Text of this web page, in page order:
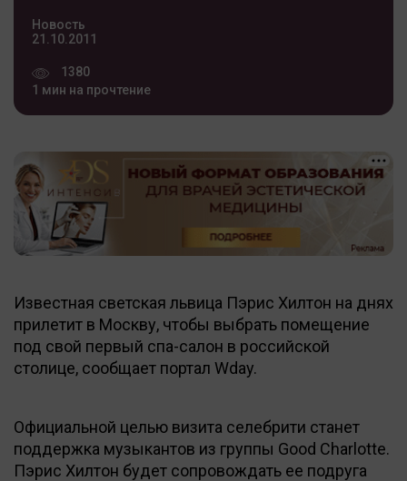
Новость
21.10.2011
1380
1 мин на прочтение
Известная светская львица Пэрис Хилтон на днях
прилетит в Москву, чтобы выбрать помещение
под свой первый спа-салон в российской
столице, сообщает портал Wday.
Официальной целью визита селебрити станет
поддержка музыкантов из группы Good Charlotte.
Пэрис Хилтон будет сопровождать ее подруга